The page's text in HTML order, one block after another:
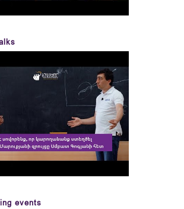
events